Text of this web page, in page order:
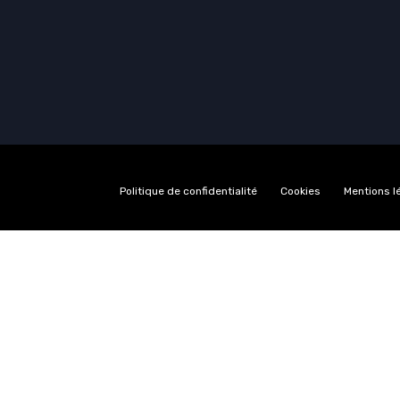
Politique de confidentialité Cookies Mentions